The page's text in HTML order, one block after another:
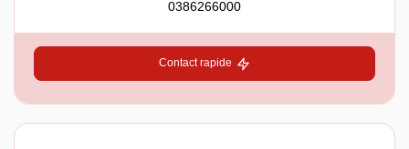
0386266000
Contact rapide